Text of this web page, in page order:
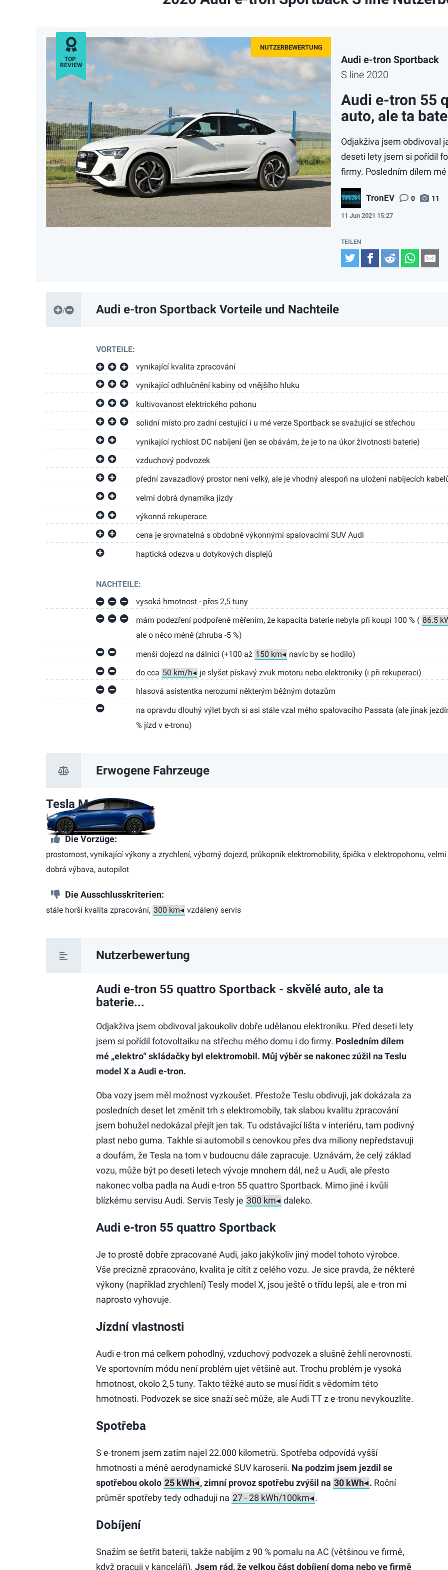
Audi e-tron Sportback
S line 2020
Audi e-tron 55
auto, ale ta
Odjakživa jsem obdivoval
deseti lety jsem si pořídil
firmy. Posledním dílem
TronEV 0 11
11 Jun 2021 15:27
TwitterFacebook
Reddit
Audi e-tron Sportback Vorteile und Nachteile
VORTEILE:
vynikající kvalita zpracování
vynikající odhlučnění kabiny od vnějšího hluku
kultivovanost elektrického pohonu
solidní místo pro zadní cestující i u mé verze Sportback se svažující se střechou
vynikající rychlost DC nabíjení (jen se obávám, že je to na úkor životnosti baterie)
vzduchový podvozek
přední zavazadlový prostor není velký, ale je vhodný alespoň na uložení nabíjecích
velmi dobrá dynamika jízdy
výkonná rekuperace
cena je srovnatelná s obdobně výkonnými spalovacími SUV Audi
haptická odezva u dotykových displejů
NACHTEILE:
vysoká hmotnost - přes 2,5 tuny
mám podezření podpořené měřením, že kapacita baterie nebyla při koupi 100 % (
ale o něco méně (zhruba -5 %)
menší dojezd na dálnici (+100 až
navíc by se hodilo)
do cca
je slyšet pískavý zvuk motoru nebo elektroniky (i při rekuperaci)
hlasová asistentka nerozumí některým běžným dotazům
na opravdu dlouhý výlet bych si asi stále vzal mého spalovacího Passata (ale jinak
% jízd v e-tronu)
Erwogene Fahrzeuge
Tesla Model X
Long Range
Die Vorzüge:
prostornost, vynikající výkony a zrychlení, výborný dojezd, průkopník elektromobility, špička v elektropohonu, velmi
dobrá výbava, autopilot
Die Ausschlusskriterien:
stále horší kvalita zpracování, vzdálený servis
Nutzerbewertung
Audi e-tron 55 quattro Sportback - skvělé auto, ale ta
baterie...
Odjakživa jsem obdivoval jakoukoliv dobře udělanou elektroniku. Před deseti lety
jsem si pořídil fotovoltaiku na střechu mého domu i do firmy. Posledním dílem
mé „elektro“ skládačky byl elektromobil. Můj výběr se nakonec zúžil na Teslu
model X a Audi e-tron.
Oba vozy jsem měl možnost vyzkoušet. Přestože Teslu obdivuji, jak dokázala za
posledních deset let změnit trh s elektromobily, tak slabou kvalitu zpracování
jsem bohužel nedokázal přejít jen tak. Tu odstávající lišta v interiéru, tam podivný
plast nebo guma. Takhle si automobil s cenovkou přes dva miliony nepředstavuji
a doufám, že Tesla na tom v budoucnu dále zapracuje. Uznávám, že celý základ
vozu, může být po deseti letech vývoje mnohem dál, než u Audi, ale přesto
nakonec volba padla na Audi e-tron 55 quattro Sportback. Mimo jiné i kvůli
blízkému servisu Audi. Servis Tesly je
daleko.
Audi e-tron 55 quattro Sportback
Je to prostě dobře zpracované Audi, jako jakýkoliv jiný model tohoto výrobce.
Vše precizně zpracováno, kvalita je cítit z celého vozu. Je sice pravda, že některé
výkony (například zrychlení) Tesly model X, jsou ještě o třídu lepší, ale e-tron mi
naprosto vyhovuje.
Jízdní vlastnosti
Audi e-tron má celkem pohodlný, vzduchový podvozek a slušně žehlí nerovnosti.
Ve sportovním módu není problém ujet většině aut. Trochu problém je vysoká
hmotnost, okolo 2,5 tuny. Takto těžké auto se musí řídit s vědomím této
hmotnosti. Podvozek se sice snaží seč může, ale Audi TT z e-tronu nevykouzlíte.
Spotřeba
S e-tronem jsem zatím najel 22.000 kilometrů. Spotřeba odpovídá vyšší
hmotnosti a méně aerodynamické SUV karoserii. Na podzim jsem jezdil se
spotřebou okolo
, zimní provoz spotřebu zvýšil na . Roční
průměr spotřeby tedy odhaduji na
.
Dobíjení
Snažím se šetřit baterii, takže nabíjím z 90 % pomalu na AC (většinou ve firmě,
když pracuji v kanceláři). Jsem rád, že velkou část dobíjení doma nebo ve firmě